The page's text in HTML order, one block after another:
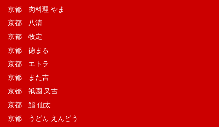
京都 肉料理 やま
京都 八清
京都 牧定
京都 徳まる
京都 エトラ
京都 また吉
京都 祇園 又吉
京都 鮨 仙太
京都 うどん えんどう